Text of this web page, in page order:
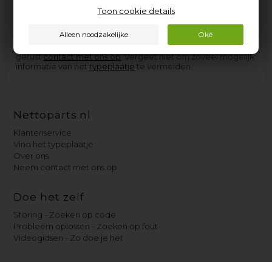
Toon cookie details
zo snel aanschaffen dat u niet langer dan een paar dagen op
Als u hulp nodig heeft bij het vinden van het juiste
reserveonderdeel voor uw Dexion-apparaat, neem dan
gerustcontact met ons op. Vergeet niet om zoveel mogelijk
informatie van hettypeplaatje te vermelden.
Nettoparts.nl
Klantenservice
Vind het typeplaatje
Over ons
Neem contact met ons op
Doe het zelf
Storing - Zoeken op code
Probleem oplossen - Zoeken op fout
Videogidsen - Zo doe je het